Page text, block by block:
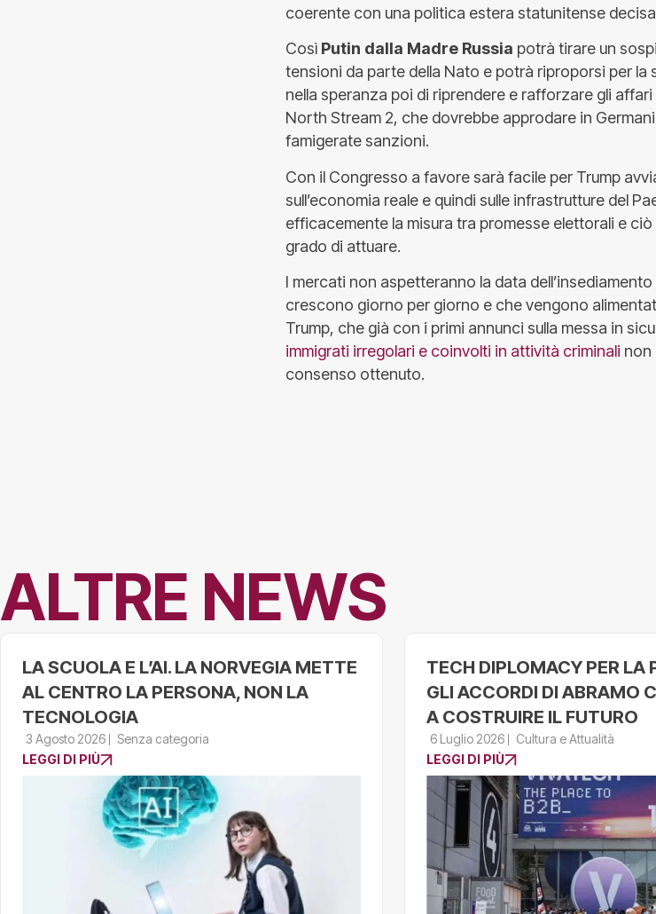
coerente con una politica estera statunitense
Così Putin dalla Madre Russia potrà tirare un
tensioni da parte della Nato e potrà riproporsi per la
nella speranza poi di riprendere e rafforzare gli
North Stream 2, che dovrebbe approdare in
famigerate sanzioni.
Con il Congresso a favore sarà facile per Trump
sull’economia reale e quindi sulle infrastrutture del
efficacemente la misura tra promesse elettorali e
grado di attuare.
I mercati non aspetteranno la data
crescono giorno per giorno e che vengono
Trump, che già con i primi annunci sulla messa in
immigrati irregolari e coinvolti in attività criminali non
consenso ottenuto.
ALTRE NEWS
LA SCUOLA E L’AI. LA NORVEGIA METTE
AL CENTRO LA PERSONA, NON LA
TECNOLOGIA
3 Agosto 2026
Senza categoria
LEGGI DI PIÙ
TECH DIPLOMACY PER LA
GLI ACCORDI DI ABRAMO
A COSTRUIRE IL FUTURO
6 Luglio 2026
Cultura e Attualità
LEGGI DI PIÙ